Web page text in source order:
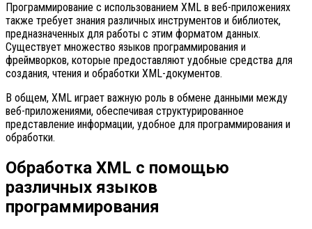
Программирование с использованием XML в веб-приложениях
также требует знания различных инструментов и библиотек,
предназначенных для работы с этим форматом данных.
Существует множество языков программирования и
фреймворков, которые предоставляют удобные средства для
создания, чтения и обработки XML-документов.
В общем, XML играет важную роль в обмене данными между
веб-приложениями, обеспечивая структурированное
представление информации, удобное для программирования и
обработки.
Обработка XML с помощью
различных языков
программирования